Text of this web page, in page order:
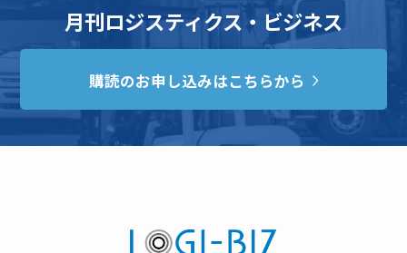
月刊ロジスティクス・ビジネス
購読のお申し込みはこちらから